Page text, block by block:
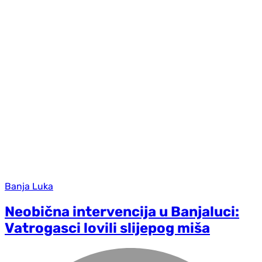
Banja Luka
Neobična intervencija u Banjaluci:
Vatrogasci lovili slijepog miša